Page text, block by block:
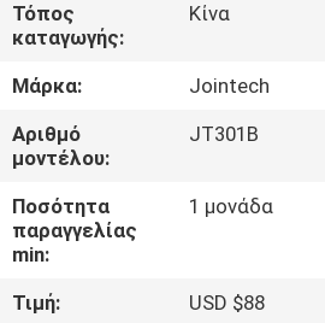
ΠΕΡΊΠΟΥ
ΕΜΕΊΣ
ΓΎΡΟΣ
ΕΡΓΟΣΤΑΣΊΩΝ
ΠΟΙΟΤΙΚΌΣ
Τόπος
καταγωγής:
Κίνα
Μάρκα:
Jointech
Αριθμό
μοντέλου:
JT301B
Ποσότητα
παραγγελίας
min:
1 μονάδα
Τιμή:
USD $88